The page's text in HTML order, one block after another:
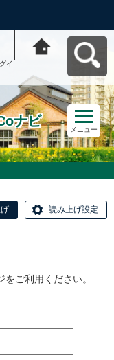
イ
ナビへ戻る
ナビ
メニュー
読み上げ設定
ご利用ください。